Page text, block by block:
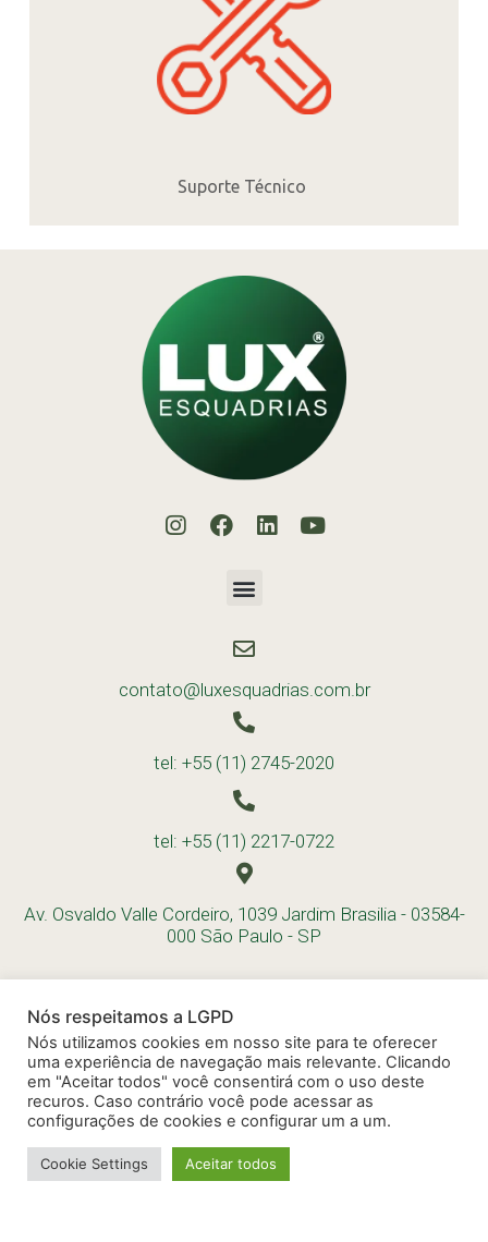
Suporte Técnico
contato@luxesquadrias.com.br
tel: +55 (11) 2745-2020
tel: +55 (11) 2217-0722
Av. Osvaldo Valle Cordeiro, 1039 Jardim Brasilia - 03584-
000 São Paulo - SP
Nós respeitamos a LGPD
Nós utilizamos cookies em nosso site para te oferecer
uma experiência de navegação mais relevante. Clicando
em "Aceitar todos" você consentirá com o uso deste
recuros. Caso contrário você pode acessar as
configurações de cookies e configurar um a um.
Cookie Settings Aceitar todos